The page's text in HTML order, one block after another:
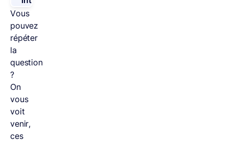
Vous
pouvez
répéter
la
question
?
On
vous
voit
venir,
ces